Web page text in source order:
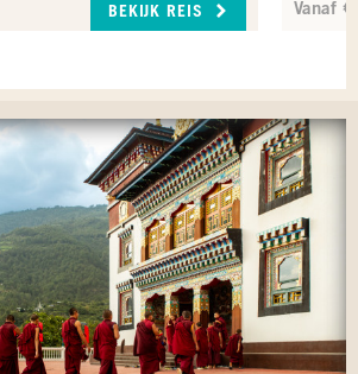
BEKIJK REIS Vanaf